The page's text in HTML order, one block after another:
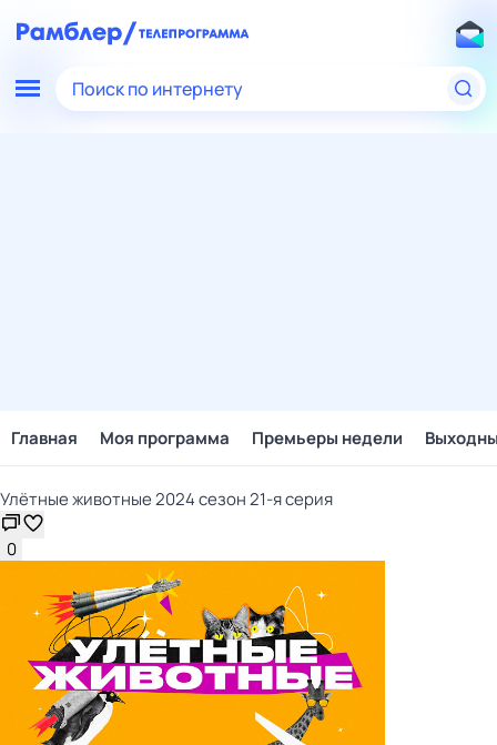
Поиск по интернету
Главная Моя программа Премьеры недели
Улётные животные 2024 сезон 21-я серия
0